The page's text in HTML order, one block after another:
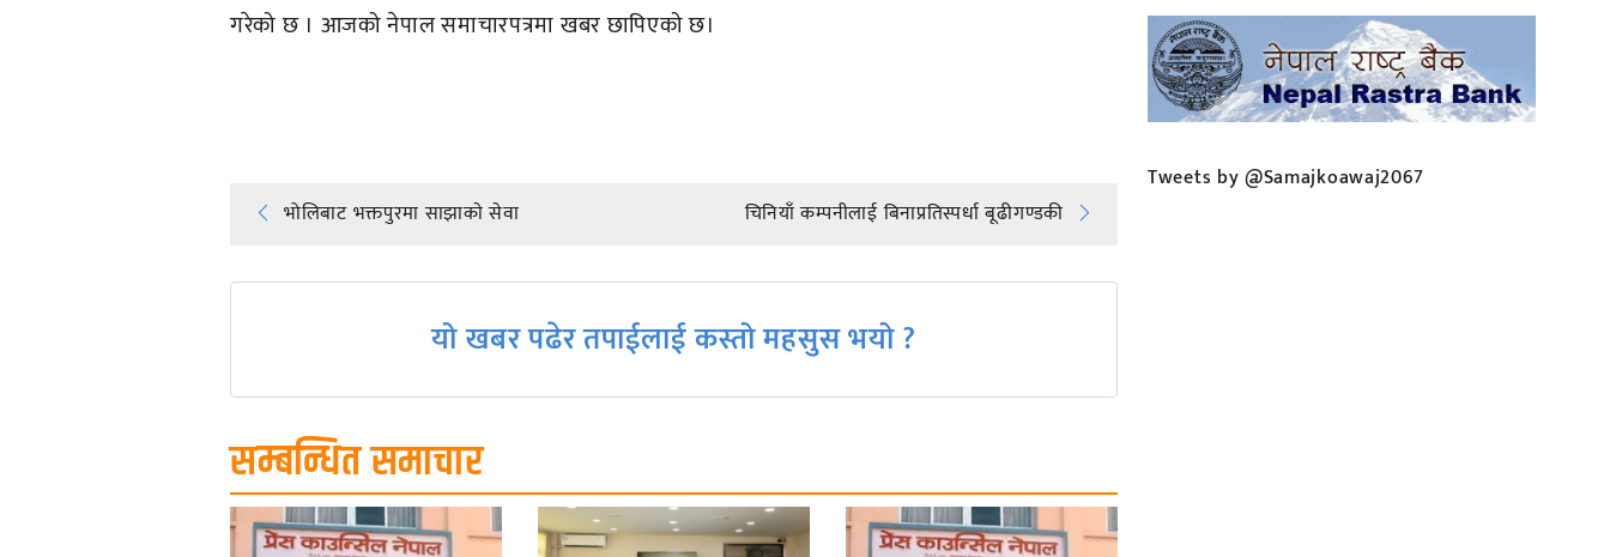
गरेको छ । आजको नेपाल समाचारपत्रमा खबर छापिएको छ।
Post
navigation
भोलिबाट भक्तपुरमा साझाकाे सेवा चिनियाँ कम्पनीलाई बिनाप्रतिस्पर्धा बूढीगण्डकी
यो खबर पढेर तपाईलाई कस्तो महसुस भयो ?
सम्बन्धित समाचार
Tweets by @Samajkoawaj2067